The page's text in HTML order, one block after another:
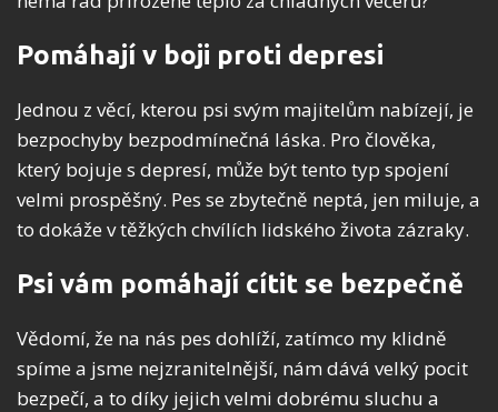
Pomáhají v boji proti depresi
Jednou z věcí, kterou psi svým majitelům nabízejí, je
bezpochyby bezpodmínečná láska. Pro člověka,
který bojuje s depresí, může být tento typ spojení
velmi prospěšný. Pes se zbytečně neptá, jen miluje, a
to dokáže v těžkých chvílích lidského života zázraky.
Psi vám pomáhají cítit se bezpečně
Vědomí, že na nás pes dohlíží, zatímco my klidně
spíme a jsme nejzranitelnější, nám dává velký pocit
bezpečí, a to díky jejich velmi dobrému sluchu a